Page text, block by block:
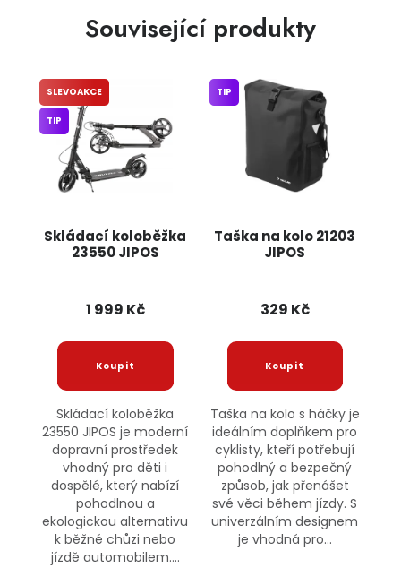
Související produkty
Skládací koloběžka
23550 JIPOS
SLEVOAKCE
TIP
1 999 Kč
Skládací koloběžka
23550 JIPOS je moderní
dopravní prostředek
vhodný pro děti i
dospělé, který nabízí
pohodlnou a
ekologickou alternativu
k běžné chůzi nebo
jízdě automobilem....
Taška na kolo 21203
JIPOS
TIP
329 Kč
Taška na kolo s háčky je
ideálním doplňkem pro
cyklisty, kteří potřebují
pohodlný a bezpečný
způsob, jak přenášet
své věci během jízdy. S
univerzálním designem
je vhodná pro...